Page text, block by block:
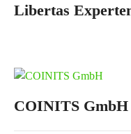
Libertas
COINITS GmbH